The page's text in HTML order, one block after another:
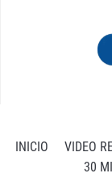
INICIO VIDEO
30